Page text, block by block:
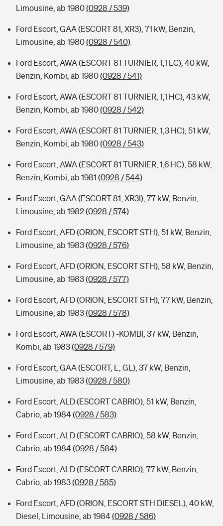
Limousine, ab 1980(0928 / 539)
Ford Escort, GAA (ESCORT 81, XR3), 71 kW, Benzin,
Limousine, ab 1980(0928 / 540)
Ford Escort, AWA (ESCORT 81 TURNIER, 1,1 LC), 40 kW,
Benzin, Kombi, ab 1980(0928 / 541)
Ford Escort, AWA (ESCORT 81 TURNIER, 1,1 HC), 43 kW,
Benzin, Kombi, ab 1980(0928 / 542)
Ford Escort, AWA (ESCORT 81 TURNIER, 1,3 HC), 51 kW,
Benzin, Kombi, ab 1980(0928 / 543)
Ford Escort, AWA (ESCORT 81 TURNIER, 1,6 HC), 58 kW,
Benzin, Kombi, ab 1981 (0928 / 544)
Ford Escort, GAA (ESCORT 81, XR3I), 77 kW, Benzin,
Limousine, ab 1982(0928 / 574)
Ford Escort, AFD (ORION, ESCORT STH), 51 kW, Benzin,
Limousine, ab 1983(0928 / 576)
Ford Escort, AFD (ORION, ESCORT STH), 58 kW, Benzin,
Limousine, ab 1983(0928 / 577)
Ford Escort, AFD (ORION, ESCORT STH), 77 kW, Benzin,
Limousine, ab 1983(0928 / 578)
Ford Escort, AWA (ESCORT) -KOMBI, 37 kW, Benzin,
Kombi, ab 1983(0928 / 579)
Ford Escort, GAA (ESCORT, L, GL), 37 kW, Benzin,
Limousine, ab 1983(0928 / 580)
Ford Escort, ALD (ESCORT CABRIO), 51 kW, Benzin,
Cabrio, ab 1984(0928 / 583)
Ford Escort, ALD (ESCORT CABRIO), 58 kW, Benzin,
Cabrio, ab 1984(0928 / 584)
Ford Escort, ALD (ESCORT CABRIO), 77 kW, Benzin,
Cabrio, ab 1983(0928 / 585)
Ford Escort, AFD (ORION, ESCORT STH DIESEL), 40 kW,
Diesel, Limousine, ab 1984(0928 / 586)